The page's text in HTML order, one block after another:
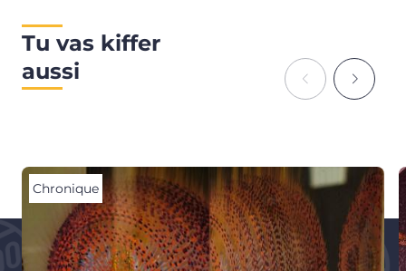
Tu vas kiffer
aussi
Chronique